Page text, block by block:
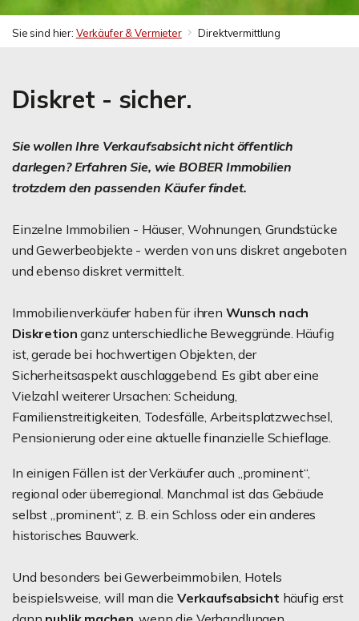
Sie sind hier: Verkäufer & Vermieter Direktvermittlung
Diskret - sicher.
Sie wollen Ihre Verkaufsabsicht nicht öffentlich
darlegen? Erfahren Sie, wie BOBER Immobilien
trotzdem den passenden Käufer findet.
Einzelne Immobilien - Häuser, Wohnungen, Grundstücke
und Gewerbeobjekte - werden von uns diskret angeboten
und ebenso diskret vermittelt.
Immobilienverkäufer haben für ihren Wunsch nach
Diskretion ganz unterschiedliche Beweggründe. Häufig
ist, gerade bei hochwertigen Objekten, der
Sicherheitsaspekt auschlaggebend. Es gibt aber eine
Vielzahl weiterer Ursachen: Scheidung,
Familienstreitigkeiten, Todesfälle, Arbeitsplatzwechsel,
Pensionierung oder eine aktuelle finanzielle Schieflage.
In einigen Fällen ist der Verkäufer auch „prominent“,
regional oder überregional. Manchmal ist das Gebäude
selbst „prominent“, z. B. ein Schloss oder ein anderes
historisches Bauwerk.
Und besonders bei Gewerbeimmobilen, Hotels
beispielsweise, will man die Verkaufsabsicht häufig erst